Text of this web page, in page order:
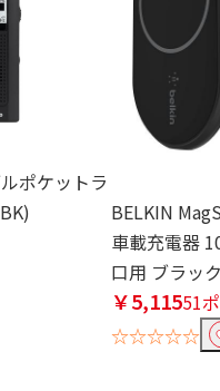
ポケットラ
BELKIN
車載充電器
口用 ブラッ
￥5,11551
☆☆☆☆☆